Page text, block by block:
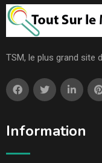
TSM, le plus grand site
Information